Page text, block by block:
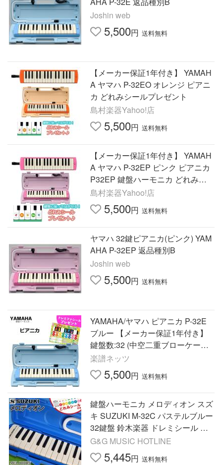
Joshin web
5,500円 送料無料
【メーカー保証1年付き】 YAMAH
A ヤマハ P-32EO オレンジ ピアニ
カ どれみシールプレゼント
島村楽器Yahoo!店
5,500円 送料無料
【メーカー保証1年付き】 YAMAH
A ヤマハ P-32EP ピンク ピアニカ
P32EP 鍵盤ハーモニカ どれみシ
ールプレゼント
島村楽器Yahoo!店
5,500円 送料無料
ヤマハ 32鍵ピアニカ(ピンク) YAM
AHA P-32EP 返品種別B
Joshin web
5,500円 送料無料
YAMAHA/ヤマハ ピアニカ P-32E
ブルー 【メーカー保証1年付き】
鍵盤数:32 (中空二重ブローケー
ス・吹き口・卓奏用パイプ付) p32
e
楽譜ネッツ
5,500円 送料無料
鍵盤ハーモニカ メロディオン スズ
キ SUZUKI M-32C パステルブルー
32鍵盤 鈴木楽器 ドレミシール 付
属
G&G MUSIC HOTLINE
5,445円 送料無料